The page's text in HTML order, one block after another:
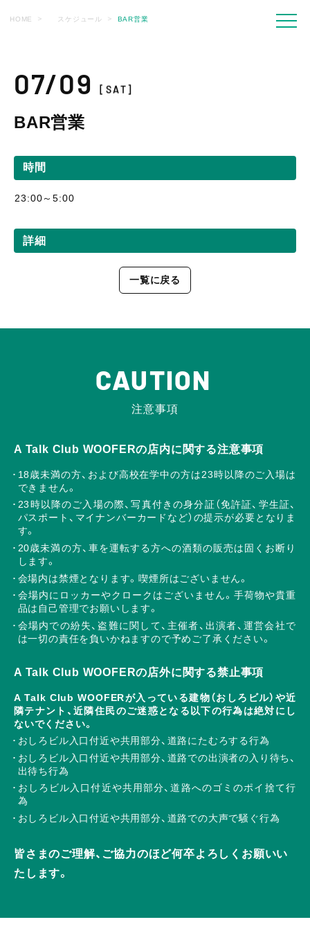
HOME スケジュール BAR営業
07/09[SAT]
BAR営業
時間
23:00～5:00
詳細
一覧に戻る
CAUTION
注意事項
A Talk Club WOOFERの店内に関する注意事項
18歳未満の方、および高校在学中の方は23時以降のご入場は
できません。
23時以降のご入場の際、写真付きの身分証（免許証、学生証、
パスポート、マイナンバーカードなど）の提示が必要となりま
す。
20歳未満の方、車を運転する方への酒類の販売は固くお断り
します。
会場内は禁煙となります。喫煙所はございません。
会場内にロッカーやクロークはございません。手荷物や貴重
品は自己管理でお願いします。
会場内での紛失、盗難に関して、主催者、出演者、運営会社で
は一切の責任を負いかねますので予めご了承ください。
A Talk Club WOOFERの店外に関する禁止事項
A Talk Club WOOFERが入っている建物（おしろビル）や近
隣テナント、近隣住民のご迷惑となる以下の行為は絶対にし
ないでください。
おしろビル入口付近や共用部分、道路にたむろする行為
おしろビル入口付近や共用部分、道路での出演者の入り待ち、
出待ち行為
おしろビル入口付近や共用部分、道路へのゴミのポイ捨て行
為
おしろビル入口付近や共用部分、道路での大声で騒ぐ行為
皆さまのご理解、ご協力のほど何卒よろしくお願いい
たします。